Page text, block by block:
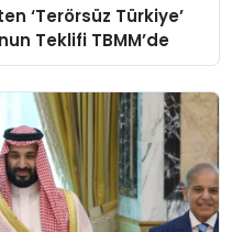
‘Terörsüz Türkiye’
Teklifi TBMM’de